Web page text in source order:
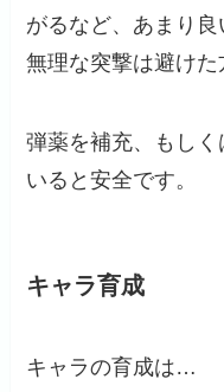
がるなど、あまり
無理な突撃は避けた
弾薬を補充、もし
いると安全です。
キャラ育成
キャラの育成は…